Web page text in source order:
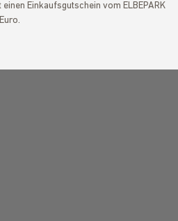
Einkaufsgutschein vom ELBEPARK